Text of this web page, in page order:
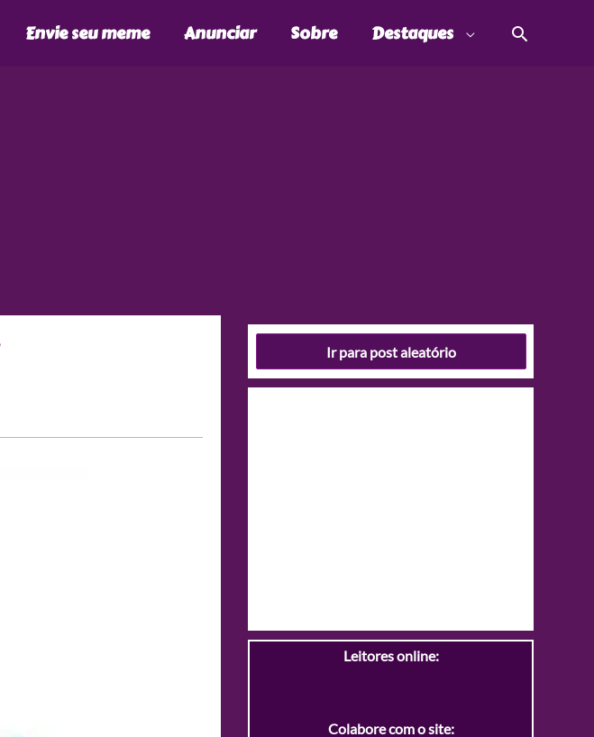
Envie seu meme Anunciar Sobre Destaques
Ir para post aleatório
Leitores online:
Colabore com o site: